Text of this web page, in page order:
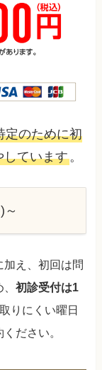
定のために初
しています。
え、初回は問
、初診受付は1
りにくい曜日
ださい。